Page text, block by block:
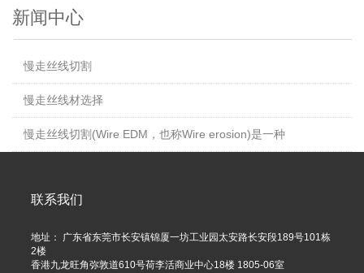
新闻中心
慢走丝线切割
慢走丝线材选择
慢走丝线切割(Wire EDM，也称Wire erosion)是一种
联系我们
地址： 广东省东莞市长安镇锦厦一坊工业园太安路长安段189号101栋
2楼
香港九龙旺角弥敦道610号荷李活商业中心18楼 1805-06室